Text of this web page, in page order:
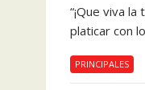
“¡Que viva
platicar con
PRINCIPALES